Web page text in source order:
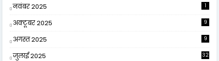
नवंबर 2025 1
अक्टूबर 2025 9
अगस्त 2025 9
जुलाई 2025 32